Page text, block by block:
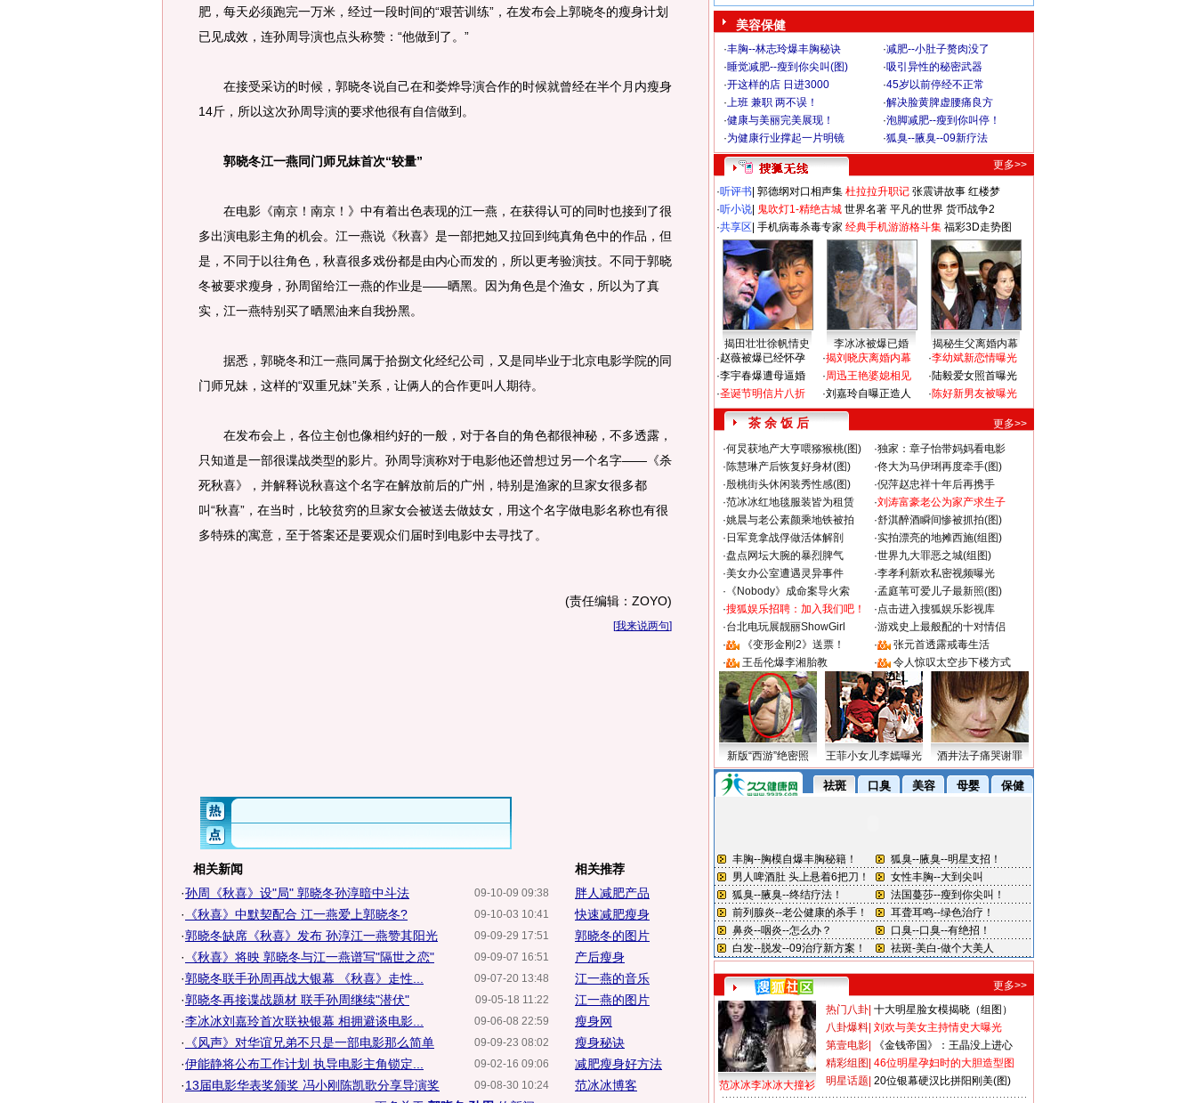
肥，每天必须跑完一万米，经过一段时间的“艰苦训练”，在发布会上郭晓冬的瘦身计划
已见成效，连孙周导演也点头称赞：“他做到了。”
在接受采访的时候，郭晓冬说自己在和娄烨导演合作的时候就曾经在半个月内瘦身
14斤，所以这次孙周导演的要求他很有自信做到。
郭晓冬江一燕同门师兄妹首次“较量”
在电影《南京！南京！》中有着出色表现的江一燕，在获得认可的同时也接到了很
多出演电影主角的机会。江一燕说《秋喜》是一部把她又拉回到纯真角色中的作品，但
是，不同于以往角色，秋喜很多戏份都是由内心而发的，所以更考验演技。不同于郭晓
冬被要求瘦身，孙周留给江一燕的作业是——晒黑。因为角色是个渔女，所以为了真
实，江一燕特别买了晒黑油来自我扮黑。
据悉，郭晓冬和江一燕同属于拾捌文化经纪公司，又是同毕业于北京电影学院的同
门师兄妹，这样的“双重兄妹”关系，让俩人的合作更叫人期待。
在发布会上，各位主创也像相约好的一般，对于各自的角色都很神秘，不多透露，
只知道是一部很谍战类型的影片。孙周导演称对于电影他还曾想过另一个名字——《杀
死秋喜》，并解释说秋喜这个名字在解放前后的广州，特别是渔家的旦家女很多都
叫“秋喜”，在当时，比较贫穷的旦家女会被送去做妓女，用这个名字做电影名称也有很
多特殊的寓意，至于答案还是要观众们届时到电影中去寻找了。
(责任编辑：ZOYO)
[我来说两句]
相关新闻
09-10-09 09:38
·孙周《秋喜》设"局" 郭晓冬孙淳暗中斗法
09-10-03 10:41
· 《秋喜》中默契配合 江一燕爱上郭晓冬?
09-09-29 17:51
·郭晓冬缺席《秋喜》发布 孙淳江一燕赞其阳光
09-09-07 16:51
· 《秋喜》将映 郭晓冬与江一燕谱写"隔世之恋"
09-07-20 13:48
·郭晓冬联手孙周再战大银幕 《秋喜》走性...
09-05-18 11:22
·郭晓冬再接谍战题材 联手孙周继续"潜伏"
09-06-08 22:59
·李冰冰刘嘉玲首次联袂银幕 相拥避谈电影...
09-09-23 08:02
· 《风声》对华谊兄弟不只是一部电影那么简单
09-02-16 09:06
·伊能静将公布工作计划 执导电影主角锁定...
09-08-30 10:24
·13届电影华表奖颁奖 冯小刚陈凯歌分享导演奖
相关推荐
胖人减肥产品
快速减肥瘦身
郭晓冬的图片
产后瘦身
江一燕的音乐
江一燕的图片
瘦身网
瘦身秘诀
减肥瘦身好方法
范冰冰博客
美容保健
·丰胸--林志玲爆丰胸秘诀 ·减肥--小肚子赘肉没了
·睡觉减肥--瘦到你尖叫(图) ·吸引异性的秘密武器
·开这样的店 日进3000 ·45岁以前停经不正常
·上班 兼职 两不误！ ·解决脸黄脾虚腰痛良方
·健康与美丽完美展现！ ·泡脚减肥--瘦到你叫停！
·为健康行业撑起一片明镜 ·狐臭--腋臭--09新疗法
更多>>
·听评书 郭德纲对口相声集 杜拉拉升职记 张震讲故事 红楼梦
·听小说 鬼吹灯1-精绝古城 世界名著 平凡的世界 货币战争2
·共享区 手机病毒杀毒专家 经典手机游游格斗集 福彩3D走势图
揭田壮壮徐帆情史 李冰冰被爆已婚
揭秘生父离婚内幕
·赵薇被爆已经怀孕
·李宇春爆遭母逼婚
·圣诞节明信片八折
·揭刘晓庆离婚内幕
·周迅王艳婆媳相见
·刘嘉玲自曝正造人
·李幼斌新恋情曝光
·陆毅爱女照首曝光
·陈好新男友被曝光
茶 余 饭 后
更多>>
·何炅获地产大亨喂猕猴桃(图) ·独家：章子怡带妈妈看电影
·陈慧琳产后恢复好身材(图) ·佟大为马伊琍再度牵手(图)
·殷桃街头休闲装秀性感(图) ·倪萍赵忠祥十年后再携手
·范冰冰红地毯服装皆为租赁 ·刘涛富豪老公为家产求生子
·姚晨与老公素颜乘地铁被拍 ·舒淇醉酒瞬间惨被抓拍(图)
· 日军竟拿战俘做活体解剖 ·实拍漂亮的地摊西施(组图)
·盘点网坛大腕的暴烈脾气 ·世界九大罪恶之城(组图)
·美女办公室遭遇灵异事件 ·李孝利新欢私密视频曝光
· 《Nobody》成命案导火索 ·孟庭苇可爱儿子最新照(图)
·搜狐娱乐招聘：加入我们吧！ ·点击进入搜狐娱乐影视库
·台北电玩展靓丽ShowGirl ·游戏史上最般配的十对情侣
·
《变形金刚2》送票！ ·
张元首透露戒毒生活
·
王岳伦爆李湘胎教 · 令人惊叹太空步下楼方式
新版“西游”绝密照 王菲小女儿李嫣曝光 酒井法子痛哭谢罪
更多>>
范冰冰李冰冰大撞衫
热门八卦 十大明星脸女模揭晓（组图）
八卦爆料 刘欢与美女主持情史大曝光
第壹电影
《金钱帝国》：王晶没上进心
精彩组图 46位明星孕妇时的大胆造型图
明星话题 20位银幕硬汉比拼阳刚美(图)